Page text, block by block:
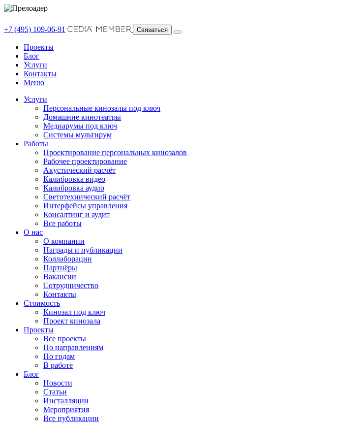
+7 (495) 109-06-91 Связаться
Проекты
Блог
Услуги
Контакты
Меню
Услуги
Персональные кинозалы под ключ
Домашние кинотеатры
Медиарумы под ключ
Системы мультирум
Работы
Проектирование персональных кинозалов
Рабочее проектирование
Акустический расчёт
Калибровка видео
Калибровка аудио
Светотехнический расчёт
Интерфейсы управления
Консалтинг и аудит
Все работы
О нас
О компании
Награды и публикации
Коллаборации
Партнёры
Вакансии
Сотрудничество
Контакты
Стоимость
Кинозал под ключ
Проект кинозала
Проекты
Все проекты
По направлениям
По годам
В работе
Блог
Новости
Статьи
Инсталляции
Мероприятия
Все публикации